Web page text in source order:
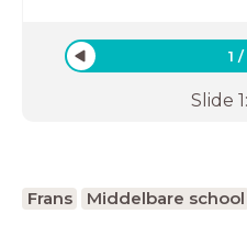
1 /
Slide 1:
Frans Middelbare school